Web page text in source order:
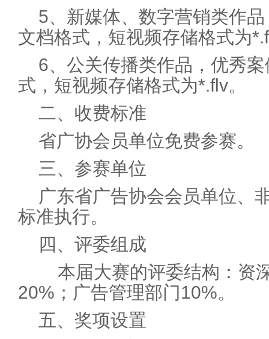
5、新媒体、数字营销类作
文档格式，短视频存储格式为
6、公关传播类作品，优秀
式，短视频存储格式为*.flv。
二、收费标准
省广协会员单位免费参赛。
三、参赛单位
广东省广告协会会员单位、
标准执行。
四、评委组成
本届大赛的评委结构：资
20%；广告管理部门10%。
五、奖项设置